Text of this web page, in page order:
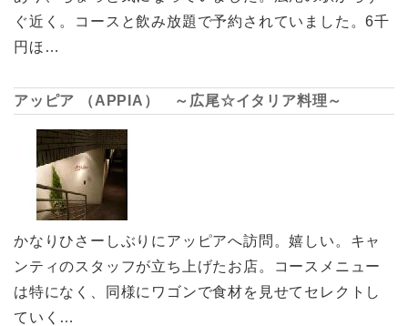
ぐ近く。コースと飲み放題で予約されていました。6千
円ほ…
アッピア （APPIA） ～広尾☆イタリア料理～
かなりひさーしぶりにアッピアへ訪問。嬉しい。キャ
ンティのスタッフが立ち上げたお店。コースメニュー
は特になく、同様にワゴンで食材を見せてセレクトし
ていく…